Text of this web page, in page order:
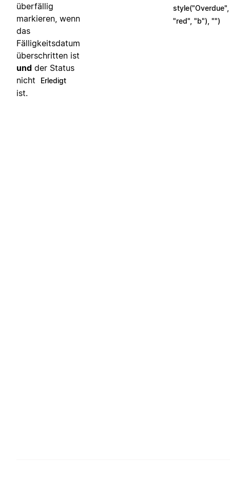
überfällig
markieren, wenn
das
Fälligkeitsdatum
überschritten ist
und der Status
nicht
Erledigt
ist.
style("Overdue",
"red", "b"), "")